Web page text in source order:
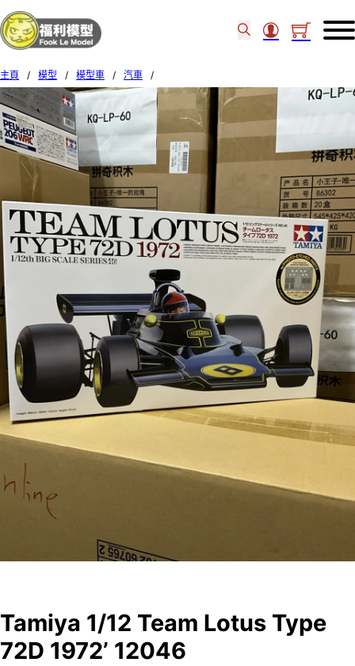
主頁 / 模型 / 模型車 / 汽車
/
Tamiya 1/12 Team Lotus Type 72D 1972’ 12046
Tamiya 1/12 Team Lotus Type
72D 1972’ 12046